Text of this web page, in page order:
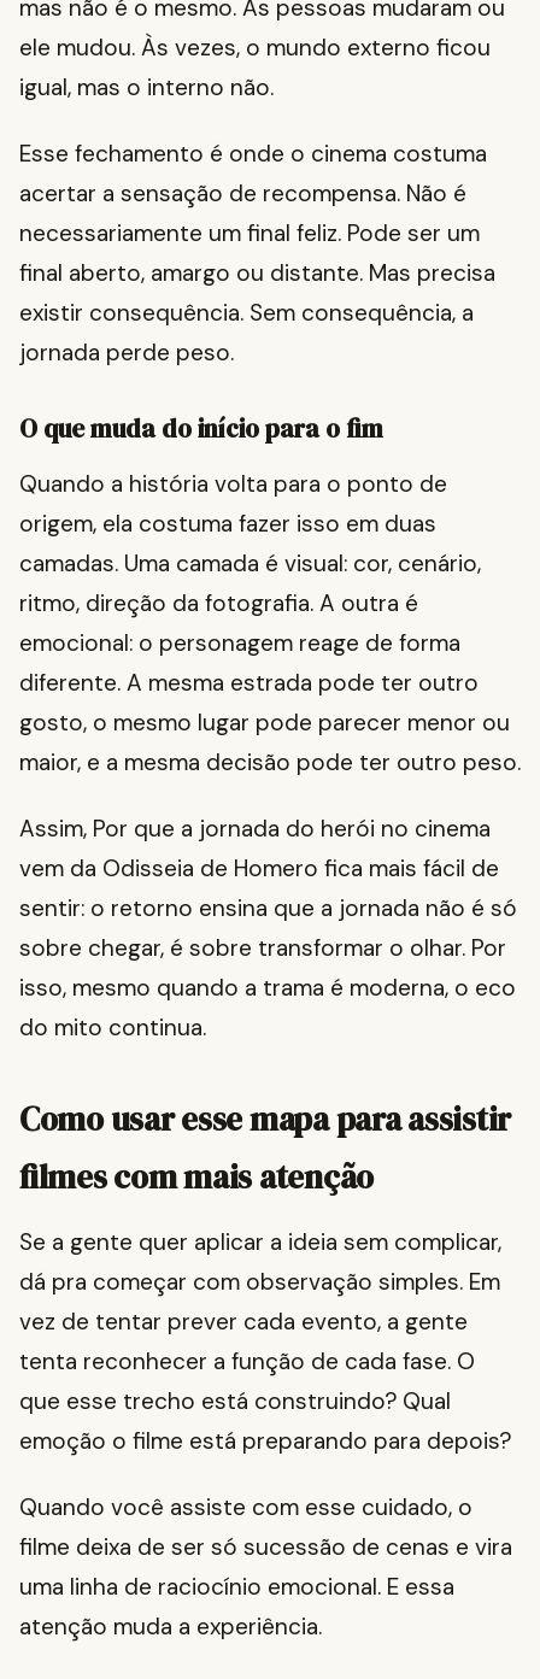
mas não é o mesmo. As pessoas mudaram ou
ele mudou. Às vezes, o mundo externo ficou
igual, mas o interno não.
Esse fechamento é onde o cinema costuma
acertar a sensação de recompensa. Não é
necessariamente um final feliz. Pode ser um
final aberto, amargo ou distante. Mas precisa
existir consequência. Sem consequência, a
jornada perde peso.
O que muda do início para o fim
Quando a história volta para o ponto de
origem, ela costuma fazer isso em duas
camadas. Uma camada é visual: cor, cenário,
ritmo, direção da fotografia. A outra é
emocional: o personagem reage de forma
diferente. A mesma estrada pode ter outro
gosto, o mesmo lugar pode parecer menor ou
maior, e a mesma decisão pode ter outro peso.
Assim, Por que a jornada do herói no cinema
vem da Odisseia de Homero fica mais fácil de
sentir: o retorno ensina que a jornada não é só
sobre chegar, é sobre transformar o olhar. Por
isso, mesmo quando a trama é moderna, o eco
do mito continua.
Como usar esse mapa para assistir
filmes com mais atenção
Se a gente quer aplicar a ideia sem complicar,
dá pra começar com observação simples. Em
vez de tentar prever cada evento, a gente
tenta reconhecer a função de cada fase. O
que esse trecho está construindo? Qual
emoção o filme está preparando para depois?
Quando você assiste com esse cuidado, o
filme deixa de ser só sucessão de cenas e vira
uma linha de raciocínio emocional. E essa
atenção muda a experiência.